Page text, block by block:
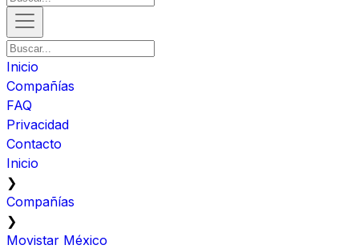
Inicio
Compañías
FAQ
Privacidad
Contacto
Inicio
❯
Compañías
❯
Movistar México